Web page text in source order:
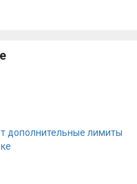
дополнительные лимиты